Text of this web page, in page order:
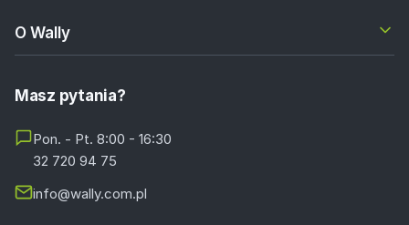
O Wally
Masz pytania?
Pon. - Pt. 8:00 - 16:30
32 720 94 75
info@wally.com.pl